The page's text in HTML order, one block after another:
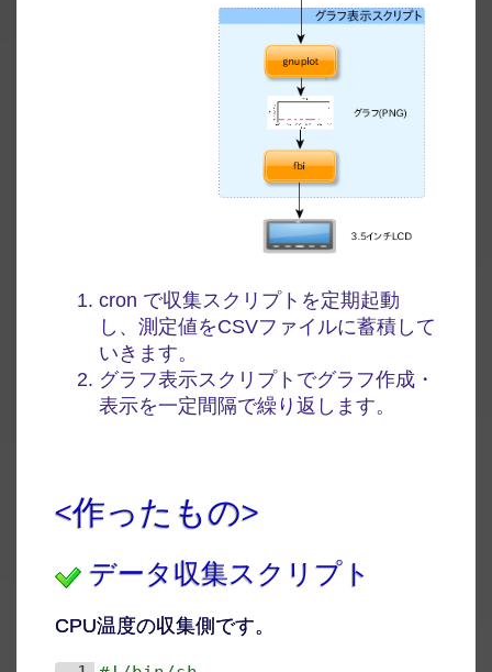
cron で収集スクリプトを定期起動
し、測定値をCSVファイルに蓄積して
いきます。
グラフ表示スクリプトでグラフ作成・
表示を一定間隔で繰り返します。
<作ったもの>
データ収集スクリプト
CPU温度の収集側です。